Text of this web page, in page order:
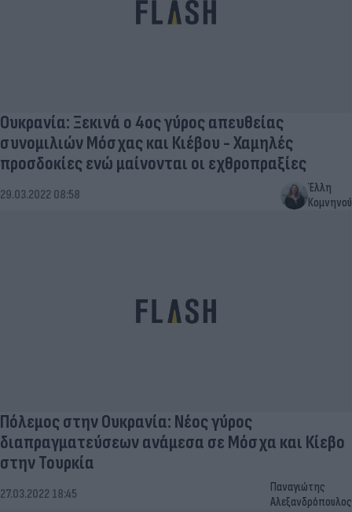
Ουκρανία: Ξεκινά ο 4ος γύρος απευθείας
συνομιλιών Μόσχας και Κιέβου - Χαμηλές
προσδοκίες ενώ μαίνονται οι εχθροπραξίες
29.03.2022 08:58
Έλλη
Κομνηνού
Πόλεμος στην Ουκρανία: Νέος γύρος
διαπραγματεύσεων ανάμεσα σε Μόσχα και Κίεβο
στην Τουρκία
27.03.2022 18:45
Παναγιώτης
Αλεξανδρόπουλος